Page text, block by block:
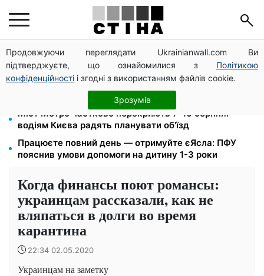
Продовжуючи переглядати Ukrainianwall.com Ви
підтверджуєте, що ознайомилися з Політикою
конфіденційності і згодні з використанням файлів cookie.
Зрозумів
200+ тисяч у СЗЧ, мільйони в розшуку: Федоров
розкрив план реформи мобілізації та ТЦК
Допомога людям з інвалідністю I-II групи: DRC,
Acted і NP реєструють просто вдома на Херсонщині
Міст Метро частково перекриють 7-10 серпня:
водіям Києва радять планувати об'їзд
Працюєте повний день — отримуйте єЯсла: ПФУ
пояснив умови допомоги на дитину 1-3 роки
Когда финансы поют романсы:
украинцам рассказали, как не
вляпаться в долги во время
карантина
22:34 02.05.2020
Украинцам на заметку